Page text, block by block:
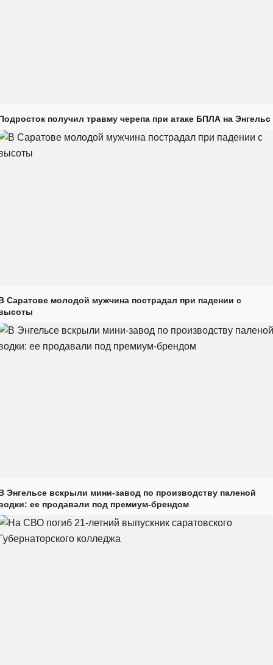
получил травму черепа при атаке БПЛА на Энгельс
Саратове молодой мужчина пострадал при падении с
Энгельсе вскрыли мини-завод по производству паленой
ее продавали под премиум-брендом